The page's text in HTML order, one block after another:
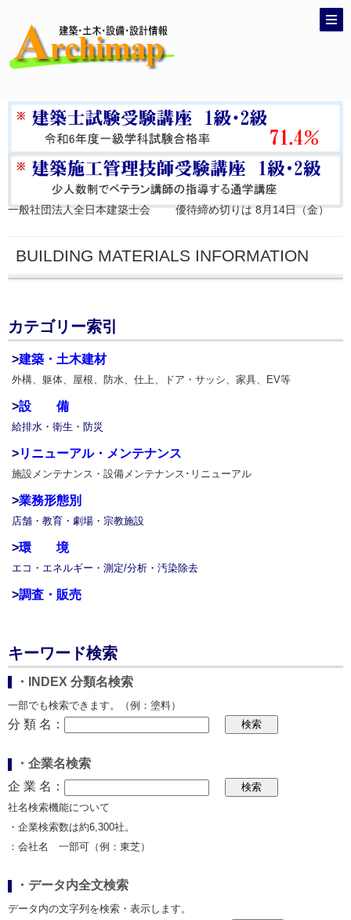
一般社団法人全日本建築士会 優待締め切りは8月14日（金）
BUILDING MATERIALS INFORMATION
カテゴリー索引
>建築・土木建材
外構、躯体、屋根、防水、仕上、ドア・サッシ、家具、EV等
>設 備
給排水・衛生・防災
>リニューアル・メンテナンス
施設メンテナンス・設備メンテナンス･リニューアル
>業務形態別
店舗・教育・劇場・宗教施設
>環 境
エコ・エネルギー・測定/分析・汚染除去
>調査・販売
キーワード検索
・INDEX 分類名検索
一部でも検索できます。（例：塗料）
分 類 名：
・企業名検索
企 業 名：
社名検索機能について
・企業検索数は約6,300社。
：会社名 一部可（例：東芝）
・データ内全文検索
データ内の文字列を検索・表示します。